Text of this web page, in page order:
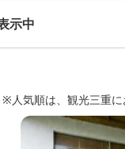
示中
※人気順は、観光三重